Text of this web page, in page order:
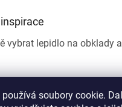
používá soubory cookie.
vybrat lepidlo na obklady